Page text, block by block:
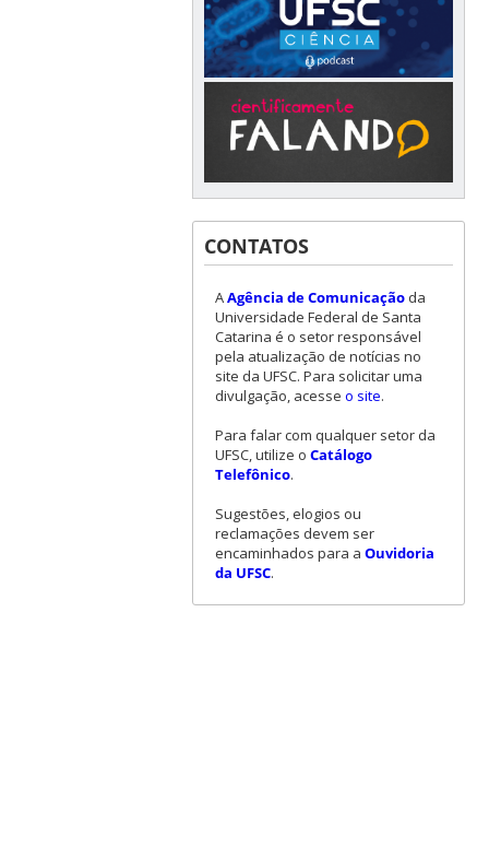
CONTATOS
AAgência de Comunicaçãoda
Universidade Federal de Santa
Catarina é o setor responsável
pela atualização de notícias no
site da UFSC. Para solicitar uma
divulgação, acesse o site.
Para falar com qualquer setor da
UFSC, utilize o Catálogo
Telefônico.
Sugestões, elogios ou
reclamações devem ser
encaminhados para a Ouvidoria
da UFSC.